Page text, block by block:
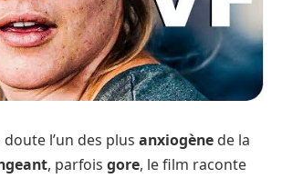
l’un des plus anxiogène de la
, parfois gore, le film raconte